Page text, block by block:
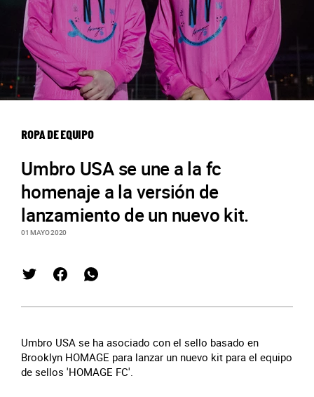
ROPA DE EQUIPO
Umbro USA se une a la fc
homenaje a la versión de
lanzamiento de un nuevo kit.
01 MAYO 2020
Umbro USA se ha asociado con el sello basado en
Brooklyn HOMAGE para lanzar un nuevo kit para el equipo
de sellos 'HOMAGE FC'.